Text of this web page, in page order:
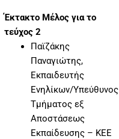
Έκτακτο Μέλος για το
τεύχος 2
Παϊζάκης
Παναγιώτης,
Εκπαιδευτής
Ενηλίκων/Υπεύθυνος
Τμήματος εξ
Αποστάσεως
Εκπαίδευσης – ΚΕΕ